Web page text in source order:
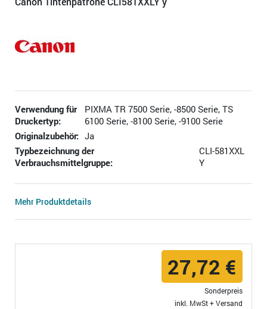
Verwendung für
Druckertyp:
PIXMA TR 7500 Serie, -8500 Serie, TS
6100 Serie, -8100 Serie, -9100 Serie
Originalzubehör: Ja
Typbezeichnung der
Verbrauchsmittelgruppe:
CLI-581XXL
Y
Mehr Produktdetails
27,72 €
Sonderpreis
inkl. MwSt +Versand